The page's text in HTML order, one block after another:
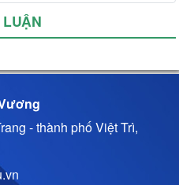
- thành phố Việt Trì,